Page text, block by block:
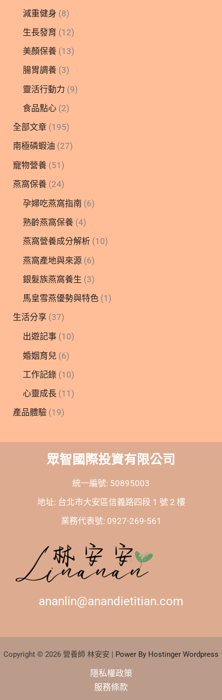
減重健身 (8)
生長發育 (12)
美顏保養 (13)
腸胃調養 (3)
靈活行動力 (9)
食品點心 (2)
全部文章 (195)
南極磷蝦油 (27)
寵物營養 (51)
燕窩保養 (24)
孕婦吃燕窩指南 (6)
熟齡燕窩保養 (4)
燕窩營養成分解析 (10)
燕窩產地與來源 (6)
銀髮族燕窩養生 (3)
馬皇雪燕優勢與特色 (1)
生活分享 (37)
出遊記事 (10)
婚姻育兒 (6)
工作記錄 (10)
心靈成長 (11)
產品體驗 (19)
眾智國際投資有限公司
統一編號: 50895003
地址: 台北市大安區信義路四段 1 號 2 樓
業務代表號: 0927-269-561
ananlin@anandietitian.com
Copyright © 2026 營養師 林安安 | Power By Hostinger Wordpress
隱私權政策
服務條款